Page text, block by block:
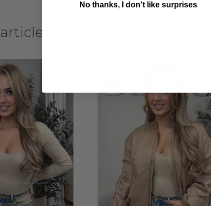
No thanks, I don't like surprises